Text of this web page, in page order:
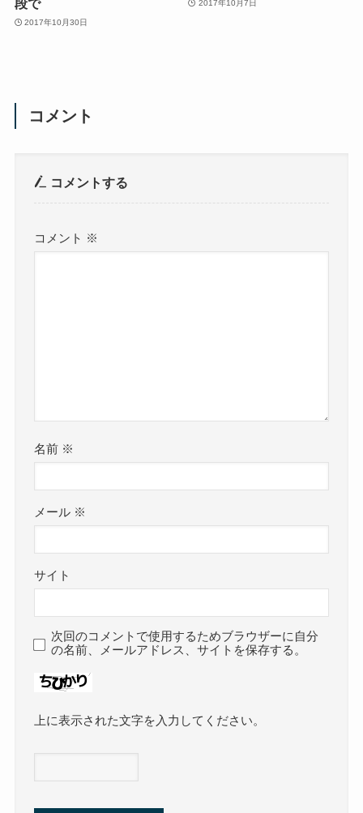
2017年10月30日
2017年10月7日
コメント
コメントする
コメント ※
名前 ※
メール ※
サイト
次回のコメントで使用するためブラウザーに自分
の名前、メールアドレス、サイトを保存する。
上に表示された文字を入力してください。